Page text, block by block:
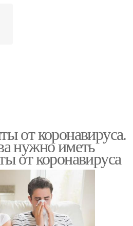
от коронавируса.
нужно иметь
от коронавируса